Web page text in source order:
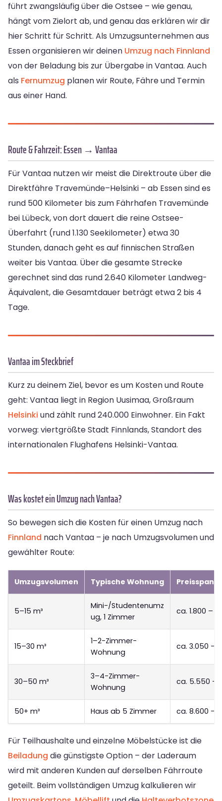
führt zwangsläufig über die Ostsee – wie genau,
hängt vom Zielort ab, und genau das erklären wir dir
hier Schritt für Schritt. Als Umzugsunternehmen aus
Essen organisieren wir deinen Umzug nach Finnland
von der Beladung bis zur Übergabe in Vantaa. Auch
als Fernumzug planen wir Route, Fähre und Termin
aus einer Hand.
Route & Fahrzeit: Essen → Vantaa
Für Vantaa nutzen wir meist die Direktroute über die
Direktfähre Travemünde–Helsinki – ab Essen sind es
rund 500 Kilometer bis zum Fährhafen Travemünde
bei Lübeck, von dort dauert die reine Ostsee-
Überfahrt (rund 1.130 Seekilometer) etwa 30
Stunden, danach geht es auf finnischen Straßen
weiter bis Vantaa. Über die gesamte Strecke
gerechnet sind das rund 2.640 Kilometer Landweg-
Äquivalent, die Gesamtdauer beträgt etwa 2 bis 4
Tage.
Vantaa im Steckbrief
Kurz zu deinem Ziel, bevor es um Kosten und Route
geht: Vantaa liegt in Region Uusimaa, Großraum
Helsinki und zählt rund 240.000 Einwohner. Ein Fakt
vorweg: viertgrößte Stadt Finnlands, Standort des
internationalen Flughafens Helsinki-Vantaa.
Was kostet ein Umzug nach Vantaa?
So bewegen sich die Kosten für einen Umzug nach
Finnland nach Vantaa – je nach Umzugsvolumen und
gewählter Route:
Umzugsvolumen Typische Wohnung
5–15 m³
Mini-/Studentenumz
ug, 1 Zimmer
ca. 1.800 –
15–30 m³
1–2-Zimmer-
Wohnung
ca. 3.050 –
30–50 m³
3–4-Zimmer-
Wohnung
ca. 5.550 –
50+ m³ Haus ab 5 Zimmer ca. 8.600 –
Für Teilhaushalte und einzelne Möbelstücke ist die
Beiladung die günstigste Option – der Laderaum
wird mit anderen Kunden auf derselben Fährroute
geteilt. Beim vollständigen Umzug kalkulieren wir